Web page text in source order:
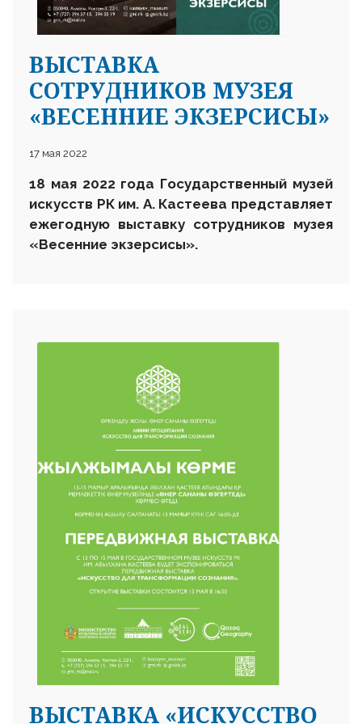
ВЫСТАВКА
СОТРУДНИКОВ МУЗЕЯ
«ВЕСЕННИЕ ЭКЗЕРСИСЫ»
17 мая 2022
18 мая 2022 года Государственный музей
искусств РК им. А. Кастеева представляет
ежегодную выставку сотрудников музея
«Весенние экзерсисы».
ВЫСТАВКА «ИСКУССТВО